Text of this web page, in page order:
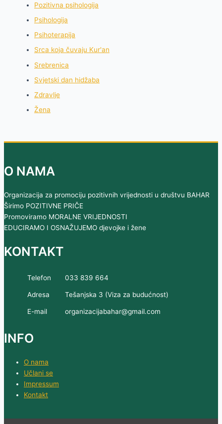
Pozitivna psihologija
Psihologija
Psihoterapija
Srca koja čuvaju Kur'an
Srebrenica
Svjetski dan hidžaba
Zdravlje
Žena
O NAMA
Organizacija za promociju pozitivnih vrijednosti u društvu BAHAR
Širimo POZITIVNE PRIČE
Promoviramo MORALNE VRIJEDNOSTI
EDUCIRAMO I OSNAŽUJEMO djevojke i žene
KONTAKT
Telefon 033 839 664
Adresa Tešanjska 3 (Viza za budućnost)
E-mail organizacijabahar@gmail.com
INFO
O nama
Učlani se
Impressum
Kontakt